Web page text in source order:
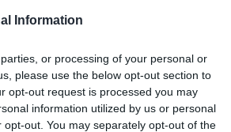
Information
or processing of your personal or
please use the below opt-out section to
opt-out request is processed you may
information utilized by us or personal
out. You may separately opt-out of the